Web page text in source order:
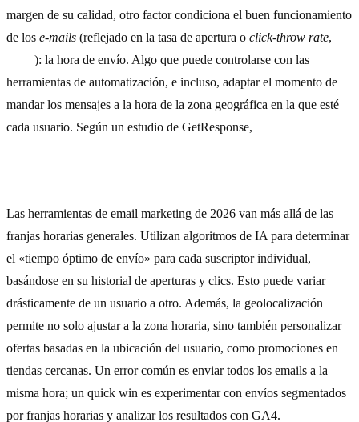
margen de su calidad, otro factor condiciona el buen funcionamiento
de los e-mails (reflejado en la tasa de apertura o click-throw rate,
): la hora de envío. Algo que puede controlarse con las
herramientas de automatización, e incluso, adaptar el momento de
mandar los mensajes a la hora de la zona geográfica en la que esté
cada usuario. Según un estudio de GetResponse,
Las herramientas de email marketing de 2026 van más allá de las
franjas horarias generales. Utilizan algoritmos de IA para determinar
el «tiempo óptimo de envío» para cada suscriptor individual,
basándose en su historial de aperturas y clics. Esto puede variar
drásticamente de un usuario a otro. Además, la geolocalización
permite no solo ajustar a la zona horaria, sino también personalizar
ofertas basadas en la ubicación del usuario, como promociones en
tiendas cercanas. Un error común es enviar todos los emails a la
misma hora; un quick win es experimentar con envíos segmentados
por franjas horarias y analizar los resultados con GA4.